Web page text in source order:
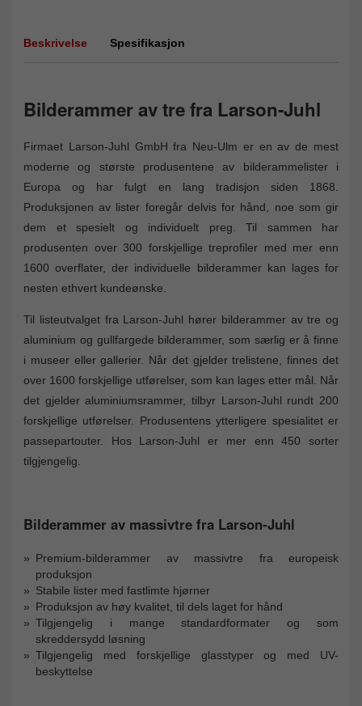
Beskrivelse Spesifikasjon
Bilderammer av tre fra Larson-Juhl
Firmaet Larson-Juhl GmbH fra Neu-Ulm er en av de mest
moderne og største produsentene av bilderammelister i
Europa og har fulgt en lang tradisjon siden 1868.
Produksjonen av lister foregår delvis for hånd, noe som gir
dem et spesielt og individuelt preg. Til sammen har
produsenten over 300 forskjellige treprofiler med mer enn
1600 overflater, der individuelle bilderammer kan lages for
nesten ethvert kundeønske.
Til listeutvalget fra Larson-Juhl hører bilderammer av tre og
aluminium og gullfargede bilderammer, som særlig er å finne
i museer eller gallerier. Når det gjelder trelistene, finnes det
over 1600 forskjellige utførelser, som kan lages etter mål. Når
det gjelder aluminiumsrammer, tilbyr Larson-Juhl rundt 200
forskjellige utførelser. Produsentens ytterligere spesialitet er
passepartouter. Hos Larson-Juhl er mer enn 450 sorter
tilgjengelig.
Bilderammer av massivtre fra Larson-Juhl
Premium-bilderammer av massivtre fra europeisk
produksjon
Stabile lister med fastlimte hjørner
Produksjon av høy kvalitet, til dels laget for hånd
Tilgjengelig i mange standardformater og som
skreddersydd løsning
Tilgjengelig med forskjellige glasstyper og med UV-
beskyttelse